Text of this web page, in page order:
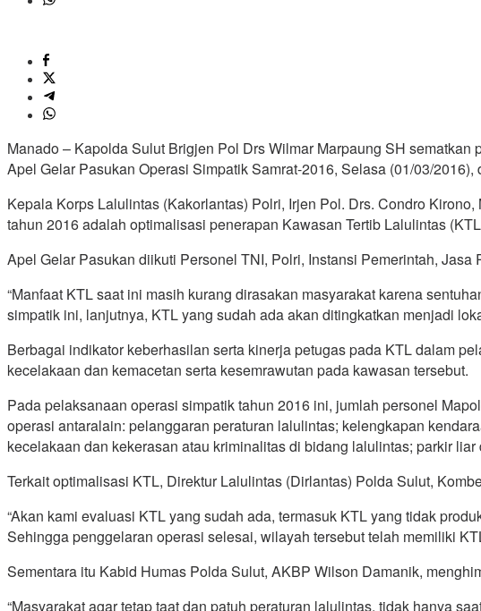
Manado – Kapolda Sulut Brigjen Pol Drs Wilmar Marpaung SH
Apel Gelar Pasukan Operasi Simpatik Samrat-2016, Selasa (01/03/
Kepala Korps Lalulintas (Kakorlantas) Polri, Irjen Pol. Drs. Condro
tahun 2016 adalah optimalisasi penerapan Kawasan Tertib Lalulintas
Apel Gelar Pasukan diikuti Personel TNI, Polri, Instansi Pemerintah, Jasa
“Manfaat KTL saat ini masih kurang dirasakan masyarakat karena
simpatik ini, lanjutnya, KTL yang sudah ada akan ditingkatkan menjadi
Berbagai indikator keberhasilan serta kinerja petugas pada KTL dalam
kecelakaan dan kemacetan serta kesemrawutan pada kawasan tersebut.
Pada pelaksanaan operasi simpatik tahun 2016 ini, jumlah personel
operasi antaralain: pelanggaran peraturan lalulintas; kelengkapan
kecelakaan dan kekerasan atau kriminalitas di bidang lalulintas; parkir liar
Terkait optimalisasi KTL, Direktur Lalulintas (Dirlantas) Polda Sulut,
“Akan kami evaluasi KTL yang sudah ada, termasuk KTL yang tidak
Sehingga penggelaran operasi selesai, wilayah tersebut telah memiliki
Sementara itu Kabid Humas Polda Sulut, AKBP Wilson Damanik,
“Masyarakat agar tetap taat dan patuh peraturan lalulintas, tidak hanya